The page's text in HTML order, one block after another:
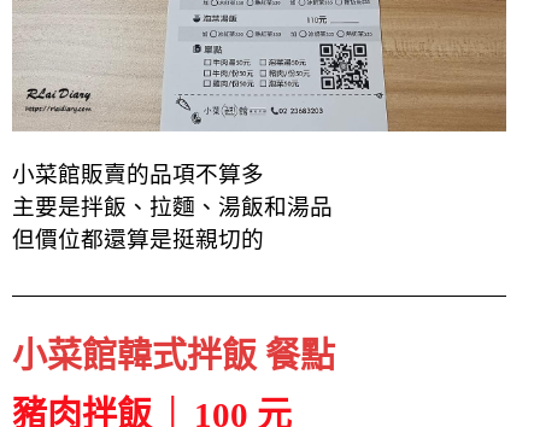
小菜館販賣的品項不算多
主要是拌飯、拉麵、湯飯和湯品
但價位都還算是挺親切的
小菜館韓式拌飯 餐點
豬肉拌飯 │ 100 元